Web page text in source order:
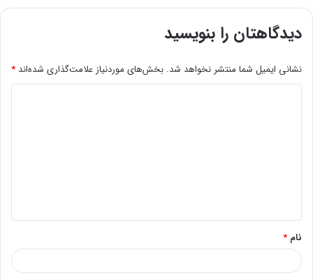
دیدگاهتان را بنویسید
نشانی ایمیل شما منتشر نخواهد شد. بخش‌های موردنیاز علامت‌گذاری شده‌اند *
*
نام *